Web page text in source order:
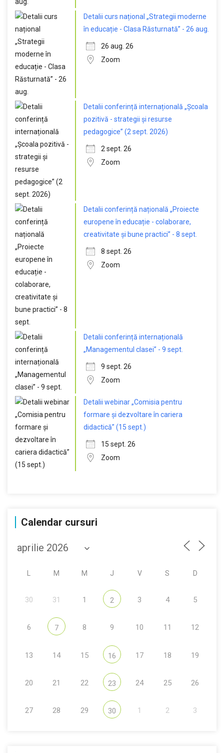
Detalii curs național „Strategii moderne
în educație - Clasa Răsturnată” - 26 aug.
26 aug. 26
Zoom
Detalii conferință internațională „Școala
pozitivă - strategii și resurse
pedagogice” (2 sept. 2026)
2 sept. 26
Zoom
Detalii conferință națională „Proiecte
europene în educație - colaborare,
creativitate și bune practici” - 8 sept.
8 sept. 26
Zoom
Detalii conferință internațională
„Managementul clasei” - 9 sept.
9 sept. 26
Zoom
Detalii webinar „Comisia pentru
formare și dezvoltare în cariera
didactică” (15 sept.)
15 sept. 26
Zoom
Calendar cursuri
M M J V S D
30 31 1 2 3 4 5
6 7 8 9 10 11 12
13 14 15 16 17 18 19
20 21 22 23 24 25 26
27 28 29 30 1 2 3